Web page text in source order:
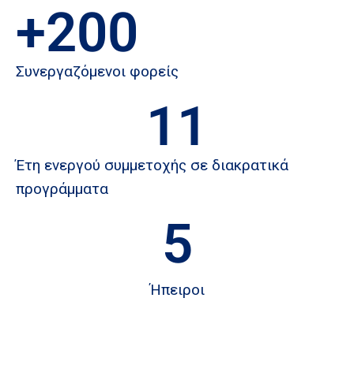
Συνεργαζόμενοι φορείς
+200
Έτη ενεργού συμμετοχής σε διακρατικά
προγράμματα
11
Ήπειροι
5